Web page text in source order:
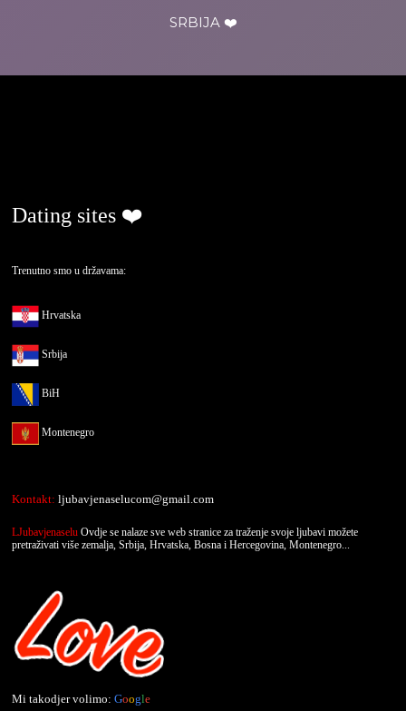
SRBIJA ❤️
Dating sites ❤️
Trenutno smo u državama:
Hrvatska
Srbija
BiH
Montenegro
Kontakt: ljubavjenaselucom@gmail.com
LJubavjenaselu Ovdje se nalaze sve web stranice za traženje svoje ljubavi možete
pretraživati više zemalja, Srbija, Hrvatska, Bosna i Hercegovina, Montenegro...
Mi takodjer volimo: Google